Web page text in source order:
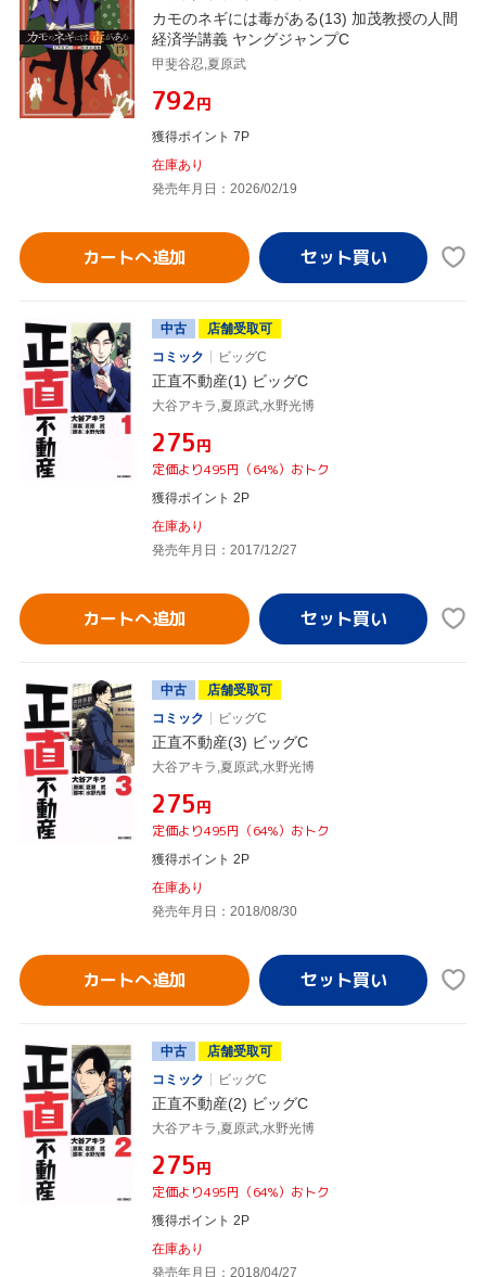
カモのネギには毒がある(13) 加茂教授の人間
経済学講義 ヤングジャンプC
甲斐谷忍,夏原武
¥792円
獲得ポイント 7P
在庫あり
発売年月日：2026/02/19
カートへ追加
中古
店舗受取可
コミック
ビッグC
正直不動産(1) ビッグC
大谷アキラ,夏原武,水野光博
¥275円
定価より495円（64%）おトク
獲得ポイント 2P
在庫あり
発売年月日：2017/12/27
カートへ追加
中古
店舗受取可
コミック
ビッグC
正直不動産(3) ビッグC
大谷アキラ,夏原武,水野光博
¥275円
定価より495円（64%）おトク
獲得ポイント 2P
在庫あり
発売年月日：2018/08/30
カートへ追加
中古
店舗受取可
コミック
ビッグC
正直不動産(2) ビッグC
大谷アキラ,夏原武,水野光博
¥275円
定価より495円（64%）おトク
獲得ポイント 2P
在庫あり
発売年月日：2018/04/27